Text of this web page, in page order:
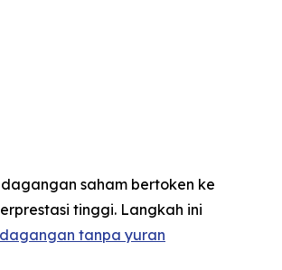
saham bertoken ke
tinggi. Langkah ini
tanpa yuran